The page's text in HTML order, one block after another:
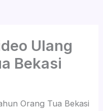
Ulang
Bekasi
Orang Tua Bekasi